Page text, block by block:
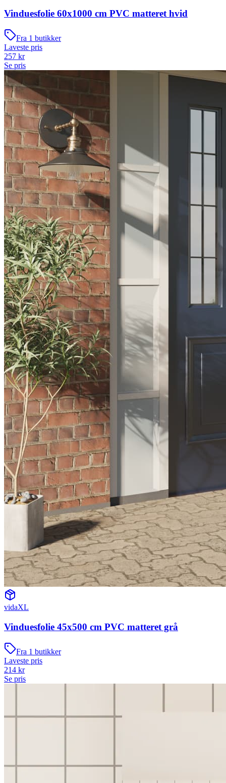
Vinduesfolie 60x1000 cm PVC matteret hvid
Fra 1 butikker
Laveste pris
257 kr
Se pris
vidaXL
Vinduesfolie 45x500 cm PVC matteret grå
Fra 1 butikker
Laveste pris
214 kr
Se pris